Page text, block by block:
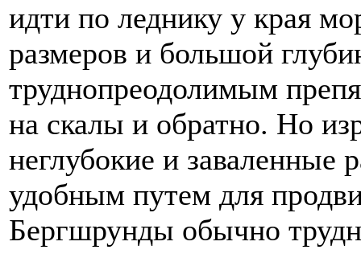
идти по леднику у края
размеров и большой
труднопреодолимым
на скалы и обратно. Но
неглубокие и заваленные
удобным путем для
Бергшрунды обычно